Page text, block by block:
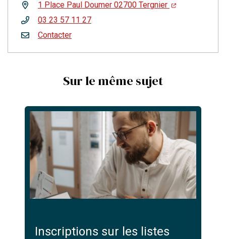
1 Place Paul Doumer 02700 Tergnier
03 23 57 11 27
Contacter
Sur le même sujet
Inscriptions sur les listes